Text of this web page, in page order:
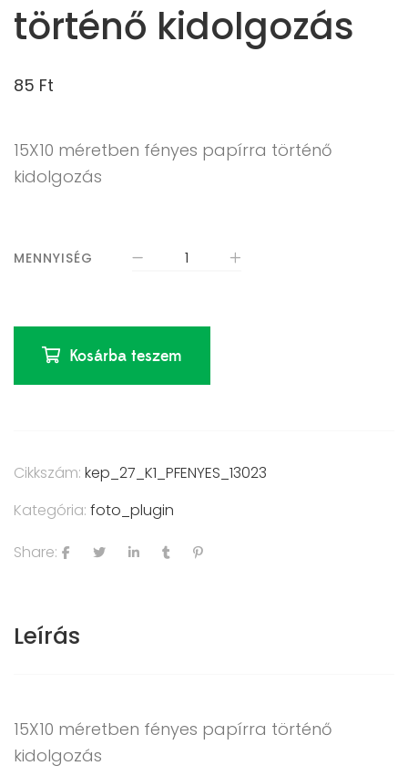
történő kidolgozás
85 Ft
15X10 méretben fényes papírra történő
kidolgozás
MENNYISÉG
Kosárba teszem
Cikkszám: kep_27_K1_PFENYES_13023
Kategória: foto_plugin
Share:
Leírás
15X10 méretben fényes papírra történő
kidolgozás